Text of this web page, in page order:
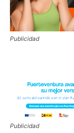
Publicidad
Publicidad